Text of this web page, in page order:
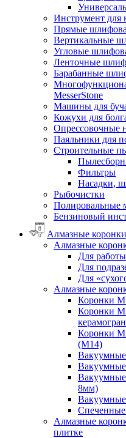
Инструмент для
Прямые
Вертикальные
Угловые
Ленточные
Барабанные
MesserStone
Машины для
Кожухи для
Опрессовочные
Паяльники для
Строительные
Фильтры
Насадки,
Рыбочистки
Полировальные
Бензиновый
Алмазные коронки
Алмазные
Для
Для
Для
Алмазные
Коронки
Коронки
Коронки
(М14)
Вакуумные
8мм)
Алмазные
плитке